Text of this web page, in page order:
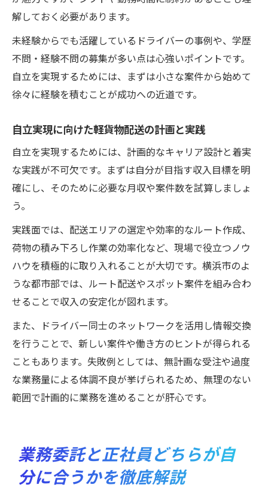
解しておく必要があります。
未経験からでも活躍しているドライバーの事例や、学歴
不問・経験不問の募集が多い点は心強いポイントです。
自立を実現するためには、まずは小さな案件から始めて
徐々に経験を積むことが成功への近道です。
自立実現に向けた軽貨物配送の計画と実践
自立を実現するためには、計画的なキャリア設計と着実
な実践が不可欠です。まずは自分が目指す収入目標を明
確にし、そのために必要な月収や案件数を試算しましょ
う。
実践面では、配送エリアの選定や効率的なルート作成、
荷物の積み下ろし作業の効率化など、現場で役立つノウ
ハウを積極的に取り入れることが大切です。横浜市のよ
うな都市部では、ルート配送やスポット案件を組み合わ
せることで収入の安定化が図れます。
また、ドライバー同士のネットワークを活用し情報交換
を行うことで、新しい案件や働き方のヒントが得られる
こともあります。失敗例としては、無計画な受注や過度
な業務量による体調不良が挙げられるため、無理のない
範囲で計画的に業務を進めることが肝心です。
業務委託と正社員どちらが自
分に合うかを徹底解説